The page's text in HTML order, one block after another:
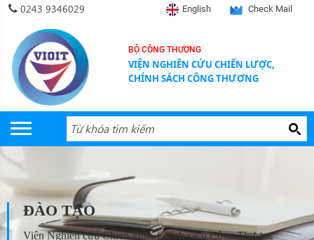
0243 9346029 English Check Mail
BỘ CÔNG THƯƠNG
VIỆN NGHIÊN CỨU CHIẾN LƯỢC,
CHÍNH SÁCH CÔNG THƯƠNG
ĐÀO TẠO
Viện Nghiên cứu Chiến lược, Chính sách Công Thương